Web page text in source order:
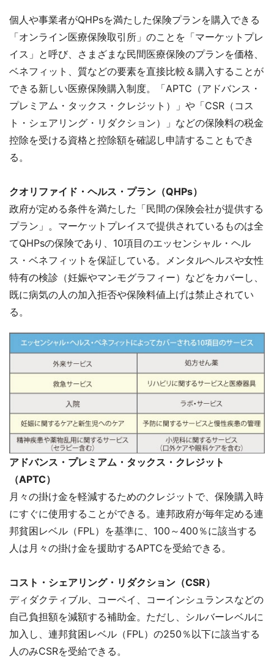
個人や事業者がQHPsを満たした保険プランを購入できる
「オンライン医療保険取引所」のことを「マーケットプレ
イス」と呼び、さまざまな民間医療保険のプランを価格、
ベネフィット、質などの要素を直接比較＆購入することが
できる新しい医療保険購入制度。「APTC（アドバンス・
プレミアム・タックス・クレジット）」や「CSR（コス
ト・シェアリング・リダクション）」などの保険料の税金
控除を受ける資格と控除額を確認し申請することもでき
る。
クオリファイド・ヘルス・プラン（QHPs）
政府が定める条件を満たした「民間の保険会社が提供する
プラン」。マーケットプレイスで提供されているものは全
てQHPsの保険であり、10項目のエッセンシャル・ヘル
ス・ベネフィットを保証している。メンタルヘルスや女性
特有の検診（妊娠やマンモグラフィー）などをカバーし、
既に病気の人の加入拒否や保険料値上げは禁止されてい
る。
アドバンス・プレミアム・タックス・クレジット
（APTC）
月々の掛け金を軽減するためのクレジットで、保険購入時
にすぐに使用することができる。連邦政府が毎年定める連
邦貧困レベル（FPL）を基準に、100～400％に該当する
人は月々の掛け金を援助するAPTCを受給できる。
コスト・シェアリング・リダクション（CSR）
ディダクティブル、コーペイ、コーインシュランスなどの
自己負担額を減額する補助金。ただし、シルバーレベルに
加入し、連邦貧困レベル（FPL）の250％以下に該当する
人のみCSRを受給できる。